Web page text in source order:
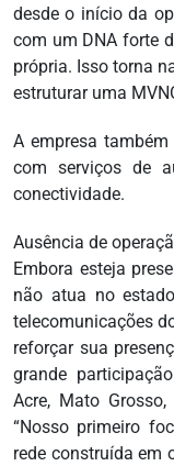
desde o início da
com um DNA forte
própria. Isso torna
estruturar uma
A empresa
com serviços de
conectividade.
Ausência de
Embora esteja
não atua no
telecomunicações
reforçar sua
grande
Acre, Mato
“Nosso primeiro
rede construída em